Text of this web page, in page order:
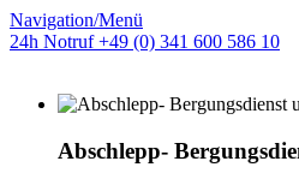
Navigation/Menü
24h Notruf +49 (0) 341 600 586 10
Abschlepp-